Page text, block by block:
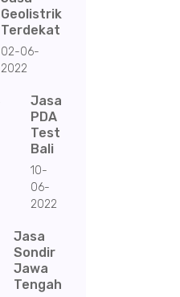
Geolistrik
Terdekat
02-06-
2022
Jasa
PDA
Test
Bali
10-
06-
2022
Jasa
Sondir
Jawa
Tengah